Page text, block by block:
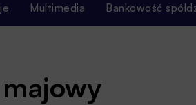
Multimedia Bankowość